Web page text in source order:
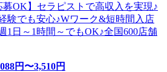
募OK】セラピストで高収入を実現♪
験でも安心♪Wワーク&短時間入店
1日～1時間～でもOK♪全国600店舗
円〜3,510円